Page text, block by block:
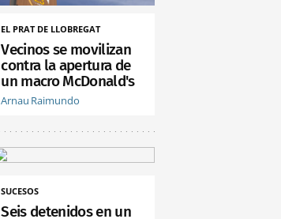
EL PRAT DE LLOBREGAT
Vecinos se movilizan
contra la apertura de
un macro McDonald's
Arnau Raimundo
SUCESOS
Seis detenidos en un